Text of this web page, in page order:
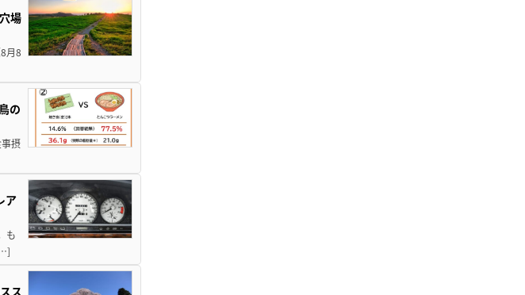
場
月8
の
摂
ア
も
ス